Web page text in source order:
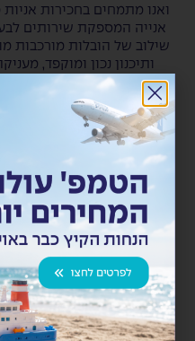
ואנו מתמחים בחכירות אניות
אנייה המספקת שירותים
שילוב של הובלות מורכבות
ותיכנון נכון ומוקפד,
ארגז
ארגז הכלים הייחודי שיש
השירותים הטובים
100% בשירותי
השירות, תפעול אניות,
עמילות מכס, שטחי אחסנה,
והכל בתוך הבית! דבר
תפעולית
הלקוח
כמו ברוב הדברים הצלחה